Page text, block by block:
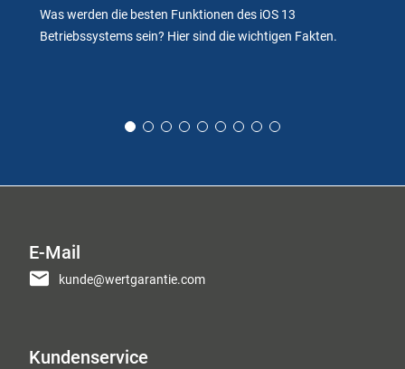
Was werden die besten Funktionen des iOS 13
Betriebssystems sein? Hier sind die wichtigen Fakten.
E-Mail
kunde@wertgarantie.com
Kundenservice